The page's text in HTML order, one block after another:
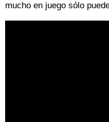
mucho en juego sólo